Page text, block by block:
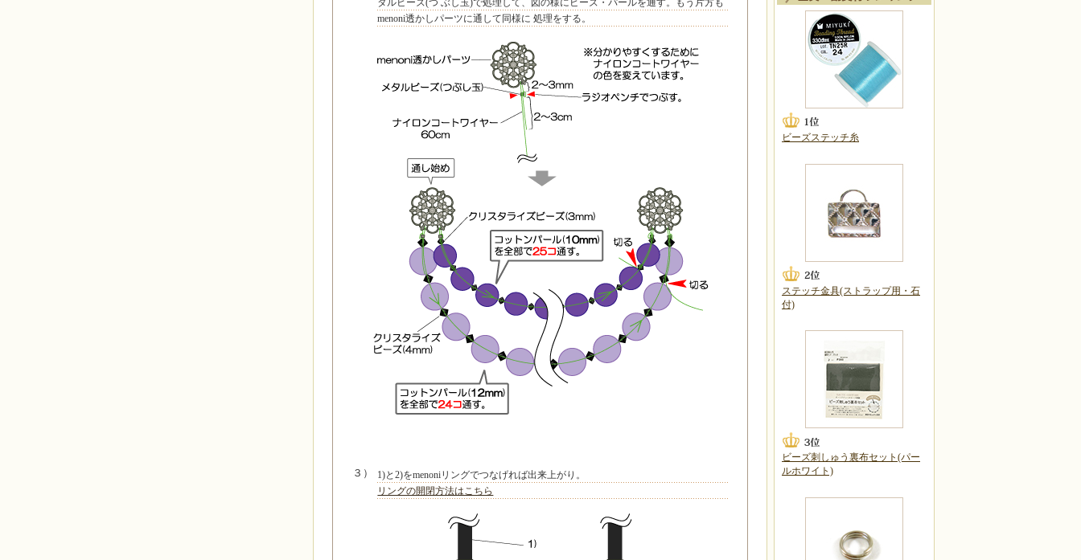
タルビーズ(つ ぶし玉)で処理して、図の様にビーズ・パールを通す。もう片方も
menoni透かしパーツに通して同様に 処理をする。
３）
1)と2)をmenoniリングでつなげれば出来上がり。
リングの開閉方法はこちら
ビーズステッチ糸
ステッチ金具(ストラップ用・石
付)
ビーズ刺しゅう裏布セット(パー
ルホワイト)